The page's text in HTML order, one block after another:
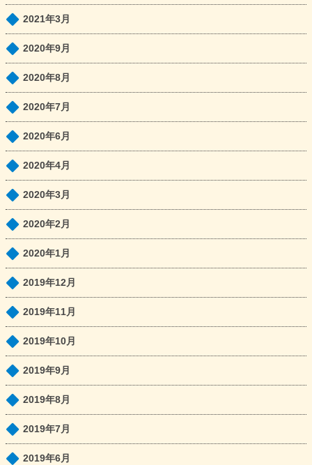
2021年3月
2020年9月
2020年8月
2020年7月
2020年6月
2020年4月
2020年3月
2020年2月
2020年1月
2019年12月
2019年11月
2019年10月
2019年9月
2019年8月
2019年7月
2019年6月